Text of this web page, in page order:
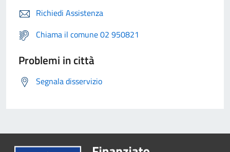
Richiedi Assistenza
Chiama il comune 02 950821
Problemi in città
Segnala disservizio